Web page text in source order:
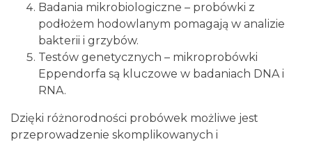
Badania mikrobiologiczne – probówki z
podłożem hodowlanym pomagają w analizie
bakterii i grzybów.
Testów genetycznych – mikroprobówki
Eppendorfa są kluczowe w badaniach DNA i
RNA.
Dzięki różnorodności probówek możliwe jest
przeprowadzenie skomplikowanych i